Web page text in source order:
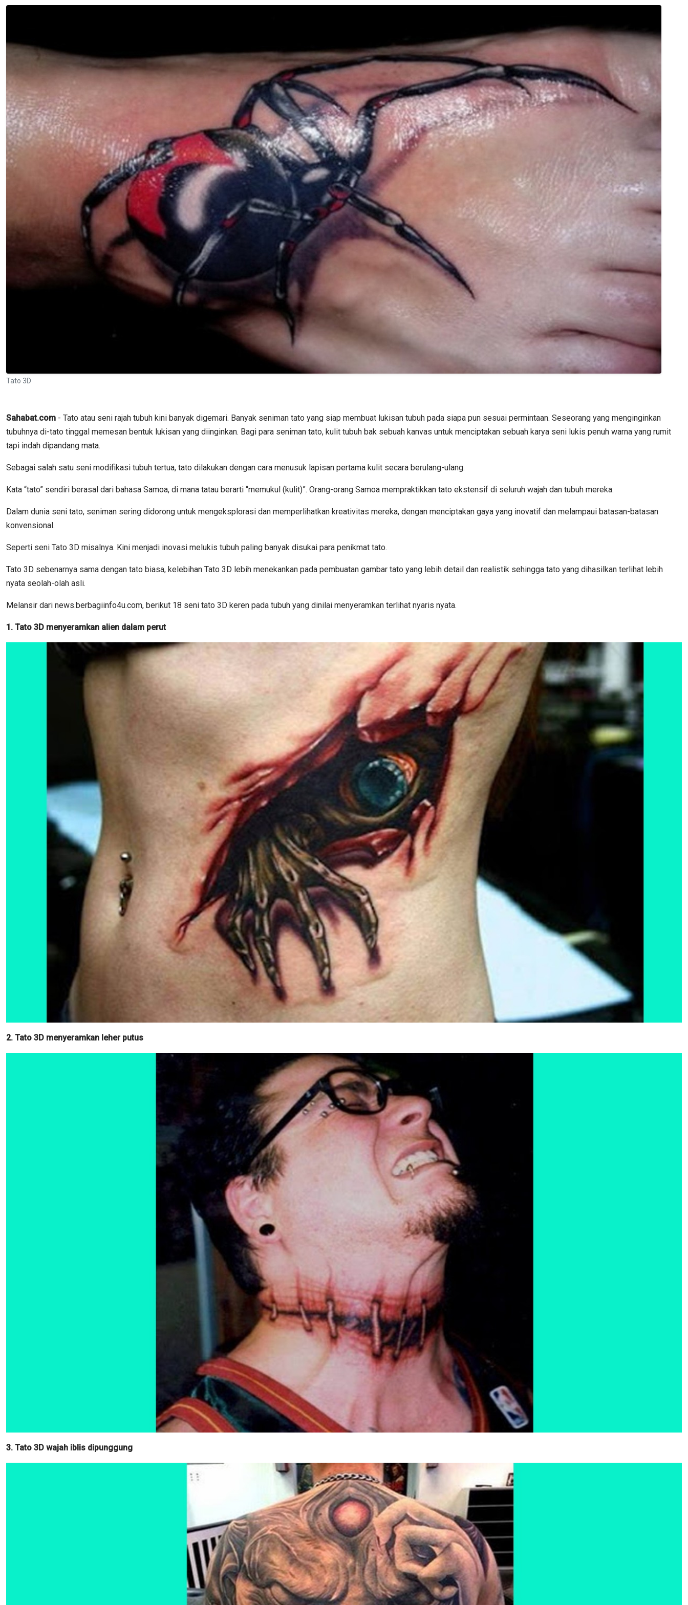
Tato 3D
Sahabat.com - Tato atau seni rajah tubuh kini banyak digemari. Banyak seniman tato yang siap membuat lukisan tubuh pada siapa pun sesuai permintaan. Seseorang yang menginginkan
tubuhnya di-tato tinggal memesan bentuk lukisan yang diinginkan. Bagi para seniman tato, kulit tubuh bak sebuah kanvas untuk menciptakan sebuah karya seni lukis penuh warna yang rumit
tapi indah dipandang mata.
Sebagai salah satu seni modifikasi tubuh tertua, tato dilakukan dengan cara menusuk lapisan pertama kulit secara berulang-ulang.
Kata “tato” sendiri berasal dari bahasa Samoa, di mana tatau berarti “memukul (kulit)”. Orang-orang Samoa mempraktikkan tato ekstensif di seluruh wajah dan tubuh mereka.
Dalam dunia seni tato, seniman sering didorong untuk mengeksplorasi dan memperlihatkan kreativitas mereka, dengan menciptakan gaya yang inovatif dan melampaui batasan-batasan
konvensional.
Seperti seni Tato 3D misalnya. Kini menjadi inovasi melukis tubuh paling banyak disukai para penikmat tato.
Tato 3D sebenarnya sama dengan tato biasa, kelebihan Tato 3D lebih menekankan pada pembuatan gambar tato yang lebih detail dan realistik sehingga tato yang dihasilkan terlihat lebih
nyata seolah-olah asli.
Melansir dari news.berbagiinfo4u.com, berikut 18 seni tato 3D keren pada tubuh yang dinilai menyeramkan terlihat nyaris nyata.
1. Tato 3D menyeramkan alien dalam perut
2. Tato 3D menyeramkan leher putus
3. Tato 3D wajah iblis dipunggung